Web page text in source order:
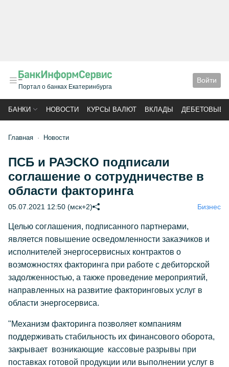
Портал о банках Екатеринбурга
Войти
БАНКИ НОВОСТИ КУРСЫ ВАЛЮТ ВКЛАДЫ ДЕБЕТОВЫЕ
Главная Новости
ПСБ и РАЭСКО подписали
соглашение о сотрудничестве в
области факторинга
05.07.2021 12:50 (мск+2) Бизнес
Целью соглашения, подписанного партнерами,
является повышение осведомленности заказчиков и
исполнителей энергосервисных контрактов о
возможностях факторинга при работе с дебиторской
задолженностью, а также проведение мероприятий,
направленных на развитие факторинговых услуг в
области энергосервиса.
"Механизм факторинга позволяет компаниям
поддерживать стабильность их финансового оборота,
закрывает возникающие кассовые разрывы при
поставках готовой продукции или выполнении услуг в